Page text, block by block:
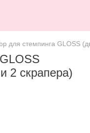
для стемпинга GLOSS
2 скрапера)